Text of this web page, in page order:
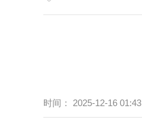
时间： 2025-12-16 01:43